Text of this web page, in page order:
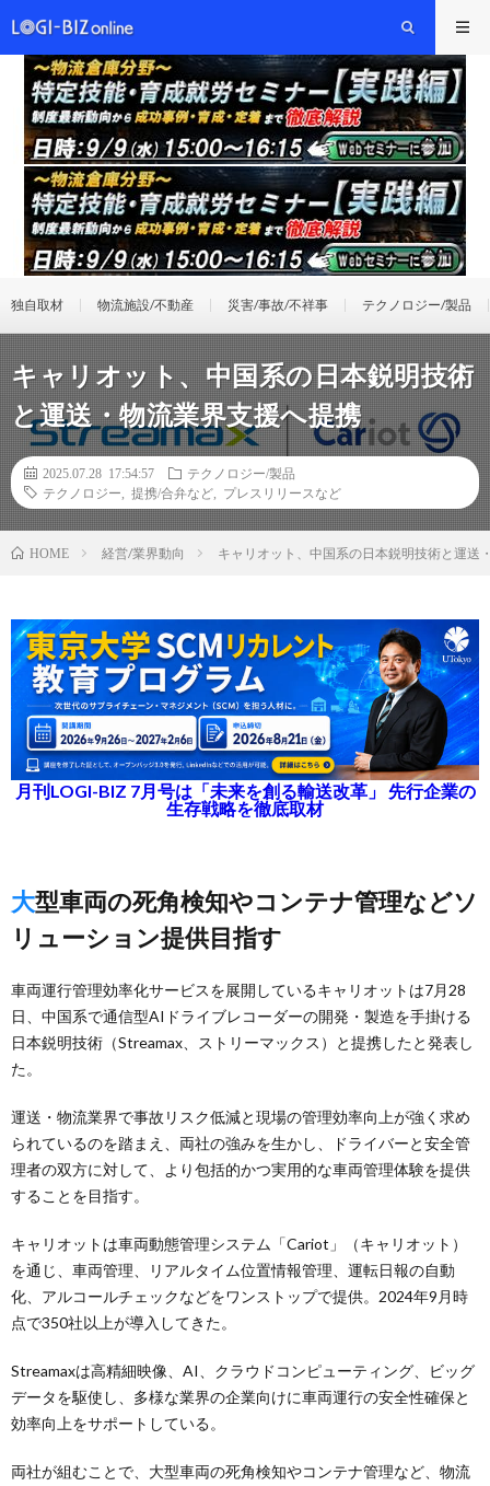
独自取材 物流施設/不動産 災害/事故/不祥事 テクノロジー/製品
キャリオット、中国系の日本鋭明技術
と運送・物流業界支援へ提携
2025.07.28 17:54:57
テクノロジー/製品
テクノロジー
提携/合弁など プレスリリースなど
HOME 経営/業界動向 キャリオット、中国系の日本鋭明技術と運送
月刊LOGI-BIZ 7月号は「未来を創る輸送改革」 先行企業の
生存戦略を徹底取材
大型車両の死角検知やコンテナ管理などソ
リューション提供目指す
車両運行管理効率化サービスを展開しているキャリオットは7月28
日、中国系で通信型AIドライブレコーダーの開発・製造を手掛ける
日本鋭明技術（Streamax、ストリーマックス）と提携したと発表し
た。
運送・物流業界で事故リスク低減と現場の管理効率向上が強く求め
られているのを踏まえ、両社の強みを生かし、ドライバーと安全管
理者の双方に対して、より包括的かつ実用的な車両管理体験を提供
することを目指す。
キャリオットは車両動態管理システム「Cariot」（キャリオット）
を通じ、車両管理、リアルタイム位置情報管理、運転日報の自動
化、アルコールチェックなどをワンストップで提供。2024年9月時
点で350社以上が導入してきた。
Streamaxは高精細映像、AI、クラウドコンピューティング、ビッグ
データを駆使し、多様な業界の企業向けに車両運行の安全性確保と
効率向上をサポートしている。
両社が組むことで、大型車両の死角検知やコンテナ管理など、物流